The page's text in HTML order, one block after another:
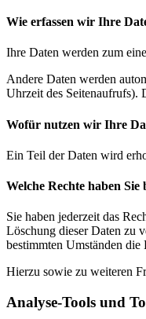
Wie erfassen wir Ihre
Ihre Daten werden zum
Andere Daten werden
Uhrzeit des Seitenaufrufs).
Wofür nutzen wir Ihre
Ein Teil der Daten wird
Welche Rechte haben
Sie haben jederzeit das
Löschung dieser Daten zu
bestimmten Umständen
Hierzu sowie zu weiteren
Analyse-Tools und